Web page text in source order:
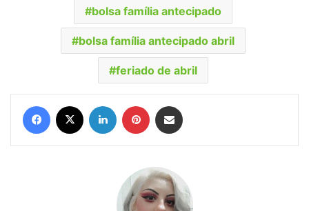
bolsa família antecipado
bolsa família antecipado abril
feriado de abril
Facebook Linkedin Pinterest